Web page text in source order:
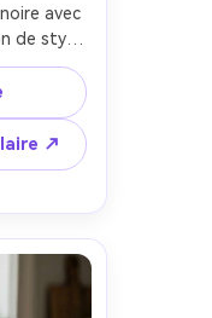
avec
de style
le mot
de
un
bord pour
haut de
de
AR 4:5
↗